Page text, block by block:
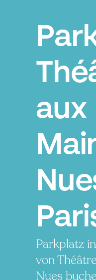
aux
Parkplatz
von
Nues